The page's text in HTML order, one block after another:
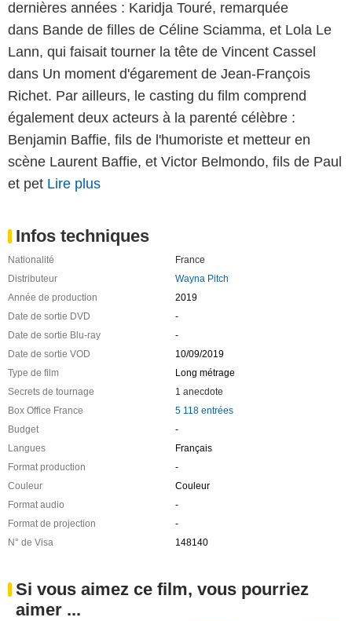
dernières années : Karidja Touré, remarquée
dans Bande de filles de Céline Sciamma, et Lola Le
Lann, qui faisait tourner la tête de Vincent Cassel
dans Un moment d'égarement de Jean-François
Richet. Par ailleurs, le casting du film comprend
également deux acteurs à la parenté célèbre :
Benjamin Baffie, fils de l'humoriste et metteur en
scène Laurent Baffie, et Victor Belmondo, fils de Paul
et pet Lire plus
Infos techniques
Nationalité
France
Distributeur
Wayna Pitch
Année de production
2019
Date de sortie DVD
-
Date de sortie Blu-ray
-
Date de sortie VOD
10/09/2019
Type de film
Long métrage
Secrets de tournage
1 anecdote
Box Office France
5 118 entrées
Budget
-
Langues
Français
Format production
-
Couleur
Couleur
Format audio
-
Format de projection
-
N° de Visa
148140
Si vous aimez ce film, vous pourriez
aimer ...